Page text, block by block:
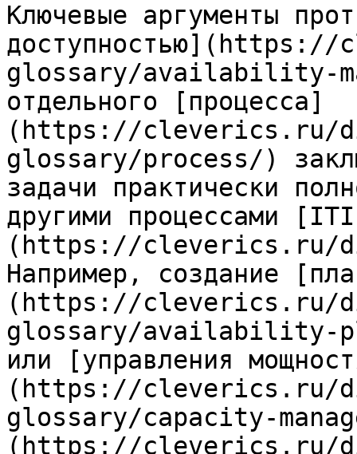
Ключевые аргументы
glossary/availability-
отдельного [процесса]
(https://cleverics.ru/
glossary/process/)
задачи практически
другими процессами
(https://
Например, создание
(https://cleverics.ru/
glossary/availability-
или [управления
(https://cleverics.ru/
glossary/capacity-
(https://cleverics.ru/